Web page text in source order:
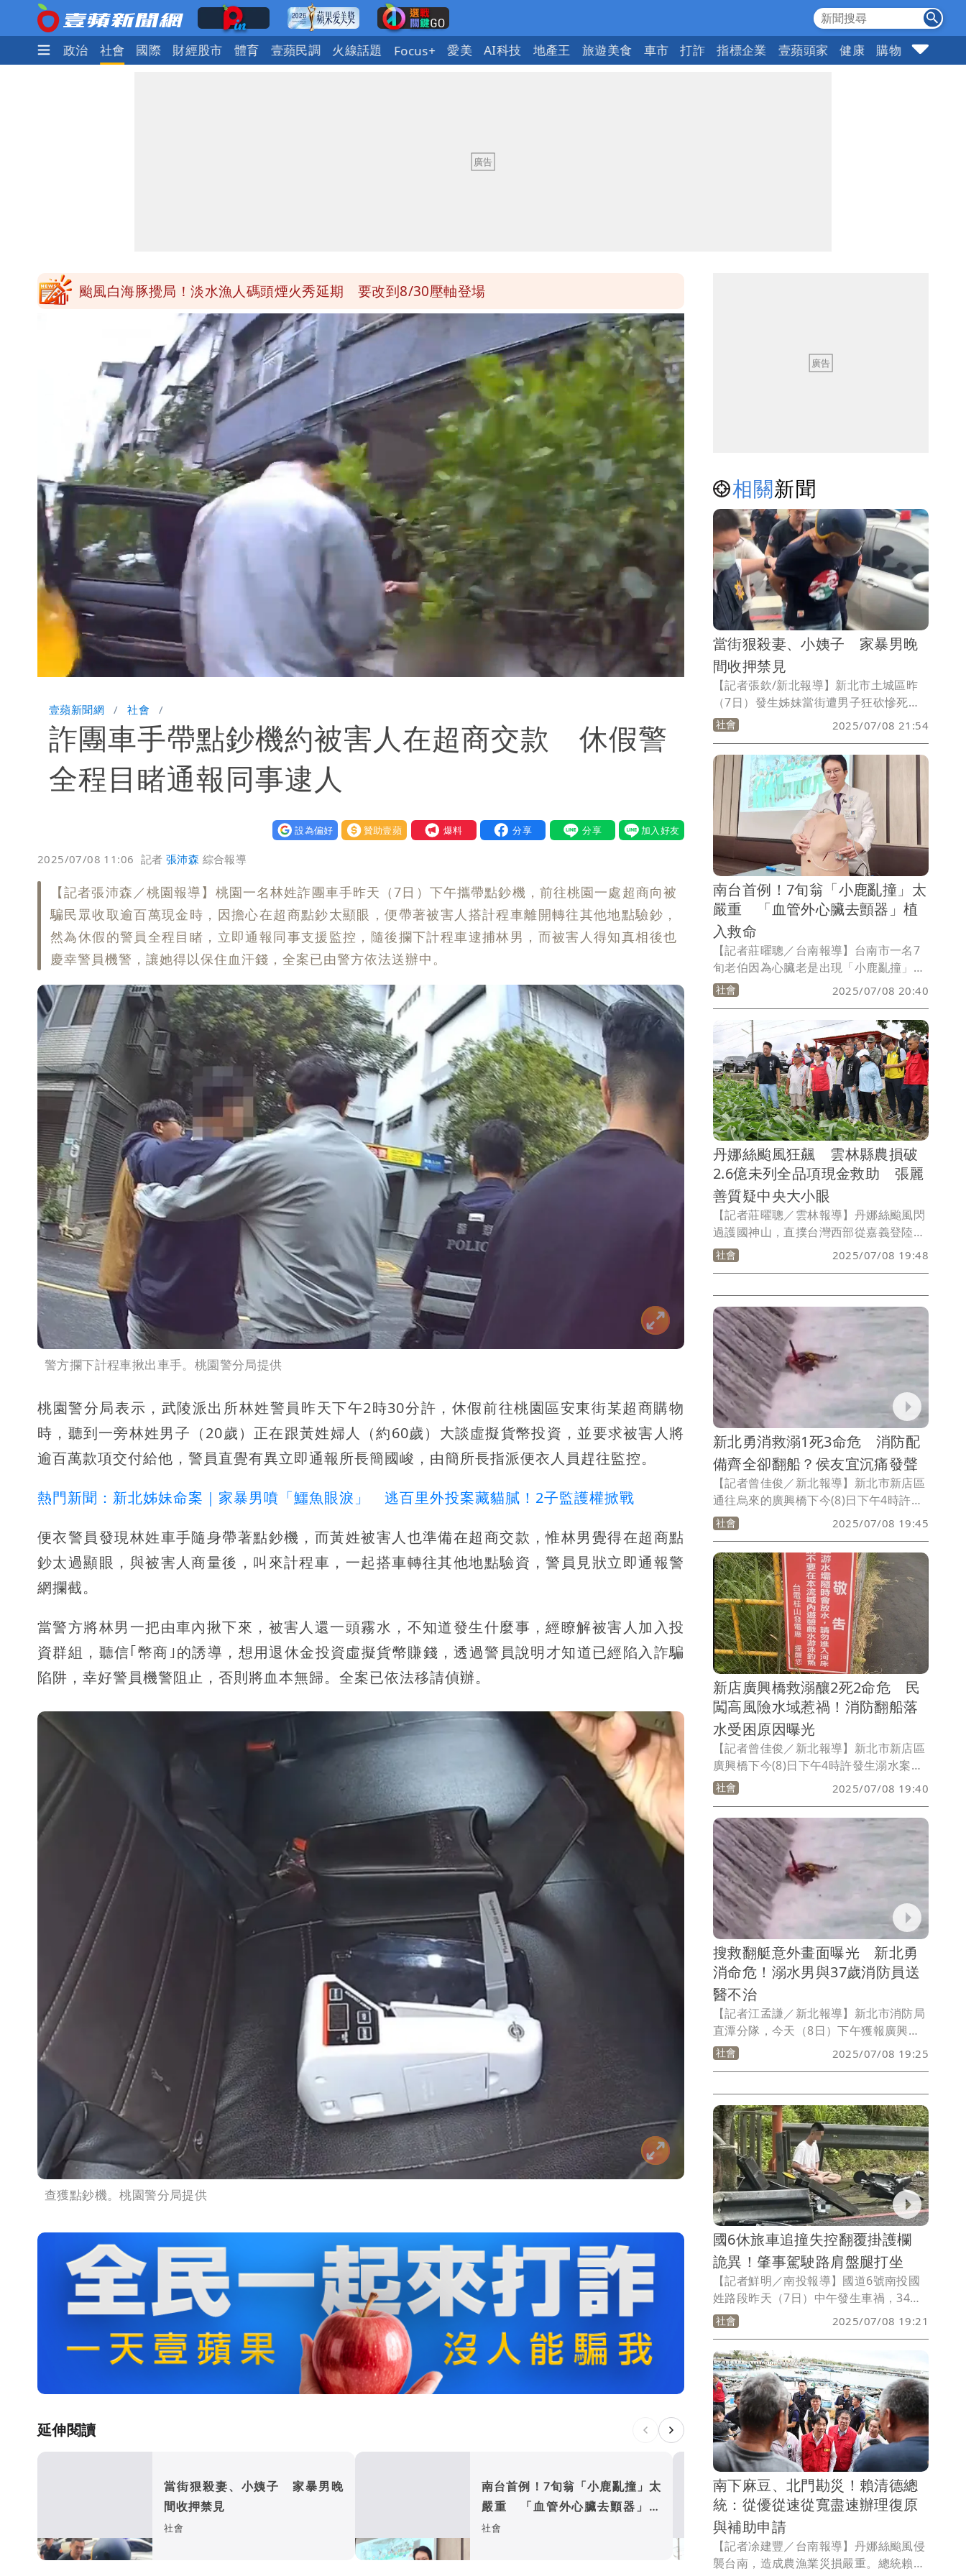
生活 政治 社會 國際 財經股市 體育 壹蘋民調 火線話題 Focus+ 愛美 AI科技 地產王 旅遊美食 車市 打詐 指標企業 壹蘋頭家 健康 購物 女神
颱風白海豚攪局！淡水漁人碼頭煙火秀延期 要改到8/30壓軸登場
星巴克聯名泡泡瑪特！星冰樂可拿免費好康
純棉衣物吸汗「臭到想丟」 內行曝原因！2材質夏天別穿
白海豚颱風影響！北捷活動延期一週 貓空纜車、小巨蛋全面戒備
Loaded
:
57.95%
壹蘋新聞網 社會
詐團車手帶點鈔機約被害人在超商交款 休假警
全程目睹通報同事逮人
設為偏好 贊助壹蘋 我要爆料
2025/07/08 11:06 記者張沛森 綜合報導
【記者張沛森／桃園報導】桃園一名林姓詐團車手昨天（7日）下午攜帶點鈔機，前往桃園一處超商向被
騙民眾收取逾百萬現金時，因擔心在超商點鈔太顯眼，便帶著被害人搭計程車離開轉往其他地點驗鈔，
然為休假的警員全程目睹，立即通報同事支援監控，隨後攔下計程車逮捕林男，而被害人得知真相後也
慶幸警員機警，讓她得以保住血汗錢，全案已由警方依法送辦中。
警方攔下計程車揪出車手。桃園警分局提供
桃園警分局表示，武陵派出所林姓警員昨天下午2時30分許，休假前往桃園區安東街某超商購物
時，聽到一旁林姓男子（20歲）正在跟黃姓婦人（約60歲）大談虛擬貨幣投資，並要求被害人將
逾百萬款項交付給他，警員直覺有異立即通報所長簡國峻，由簡所長指派便衣人員趕往監控。
熱門新聞：新北姊妹命案｜家暴男噴「鱷魚眼淚」 逃百里外投案藏貓膩！2子監護權掀戰
便衣警員發現林姓車手隨身帶著點鈔機，而黃姓被害人也準備在超商交款，惟林男覺得在超商點
鈔太過顯眼，與被害人商量後，叫來計程車，一起搭車轉往其他地點驗資，警員見狀立即通報警
網攔截。
當警方將林男一把由車內揪下來，被害人還一頭霧水，不知道發生什麼事，經瞭解被害人加入投
資群組，聽信｢幣商｣的誘導，想用退休金投資虛擬貨幣賺錢，透過警員說明才知道已經陷入詐騙
陷阱，幸好警員機警阻止，否則將血本無歸。全案已依法移請偵辦。
查獲點鈔機。桃園警分局提供
延伸閱讀
當街狠殺妻、小姨子 家暴男晚
間收押禁見
社會
南台首例！7旬翁「小鹿亂撞」太
嚴重 「血管外心臟去顫器」植
入救命
社會
丹娜絲颱風狂飆 雲林縣農
2.6億未列全品項現金救助
相關新聞
當街狠殺妻、小姨子 家暴男晚
間收押禁見
【記者張欽/新北報導】新北市土城區昨
（7日）發生姊妹當街遭男子狂砍慘死命
案，有多次家暴前科的46歲謝男因不滿42
歲妻子聲請家暴保護令，前晚返家搬東西
與妻子激烈爭吵，妻子報警、謝男移送偵
辦後「無保請回」，不料昨就發生憾事，
今（8日）經檢察官複訊後，依殺人罪嫌
聲請羈押禁見謝男，新北地院晚間召開羈
押庭，認定謝男犯罪嫌疑重大，有再犯、
逃亡之虞，裁定謝男收押禁見。
社會 2025/07/08 21:54
南台首例！7旬翁「小鹿亂撞」太
嚴重 「血管外心臟去顫器」植
入救命
【記者莊曜聰／台南報導】台南市一名7
旬老伯因為心臟老是出現「小鹿亂撞」的
心悸情形，前往永康奇美醫院求診，檢查
後竟發現罹患高風險的致命性心律不整，
病況如果再惡化，隨時都會「說掰掰」，
醫療團隊評估後以心導管電器燒灼術及植
入血管外心臟去顫器，大大降低猝死風
險，也避免傳統心臟去顫器會引起的併發
症可能性。
社會 2025/07/08 20:40
丹娜絲颱風狂飆 雲林縣農損破
2.6億未列全品項現金救助 張麗
善質疑中央大小眼
【記者莊曜聰／雲林報導】丹娜絲颱風閃
過護國神山，直撲台灣西部從嘉義登陸，
雲嘉南受到重創，雲林甚至測到最強17級
強風，讓農業為主的雲林縣損失慘重，統
就高達2億6325萬元，損失規模可說是全
台最高，已超過台南市、嘉義縣，卻未比
照兩地列入全品項現金救助，雲林縣長張
麗善質疑農業部「大小眼」，實在不合理
也不公平。
社會 2025/07/08 19:48
新北勇消救溺1死3命危 消防配
備齊全卻翻船？侯友宜沉痛發聲
【記者曾佳俊／新北報導】新北市新店區
通往烏來的廣興橋下今(8)日下午4時許有
民眾報案，指稱50歲陳姓男子玩SUP溺水
失蹤，消防局獲報立即派遣多個分隊到場
進行搜救，其中直潭分隊放下船艇於河面
搜救，但遇到水庫放水而翻覆，造成2隊
員及1義消無生命徵象，稍早已緊急送往
新店慈濟醫院；至於溺水陳姓男子，被找
到時也無生命跡象，送往萬芳醫院急救仍
宣告不治。新北市長侯友宜第一時間獲
報，也立即趕至醫院關心，並請醫院全力
搶救，同時也強調民眾違規到水庫下游攔
沙壩戲水，至於為何配備齊全的同仁會翻
船，將組專案小組調查。
社會 2025/07/08 19:45
新店廣興橋救溺釀2死2命危 民
闖高風險水域惹禍！消防翻船落
水受困原因曝光
【記者曾佳俊／新北報導】新北市新店區
廣興橋下今(8)日下午4時許發生溺水案，
一名陳姓民眾玩SUP（水上立槳）卻違規
闖入水庫下方攔沙壩溺水失蹤，新北派出
2消防分隊出動救援，沒想到船艇進入水
庫正常放水區域下救人而翻船，造成4名
消防人員與1名義消落水捲入漩渦，當被
救起時，其中2名消防人員、1名義消與溺
水民眾都已無生命徵兆，緊急送醫搶救，
其中1名勇消與溺水民眾雙雙殞命。新北
消防局初步研判，現場水勢過於洶湧，加
上需深入漩流區救援才會翻船溺水，即使
救生配備齊全也難以脫困。
社會 2025/07/08 19:40
搜救翻艇意外畫面曝光 新北勇
消命危！溺水男與37歲消防員送
醫不治
【記者江孟謙／新北報導】新北市消防局
直潭分隊，今天（8日）下午獲報廣興橋
下民眾溺水搜救，因船艇翻覆，造成2隊
員及1義消無生命徵象，稍早已緊急送往
至於溺水男子，被找到時也無生命跡象，
送往萬芳醫院急救仍宣告不治。
社會 2025/07/08 19:25
國6休旅車追撞失控翻覆掛護欄
詭異！肇事駕駛路肩盤腿打坐
【記者鮮明／南投報導】國道6號南投國
姓路段昨天（7日）中午發生車禍，34歲
黃姓男子駕駛休旅車行經隧道時，不慎追
撞前方許姓男子的轎車，休旅車失控翻覆
衝出隧道後撞上護欄，整輛車掛在護欄
上。詭異的是，黃男自行脫困後竟盤起雙
腳在路邊打坐，面對警消詢問也無法正常
回答，所幸他只受到輕傷，詳細肇事原因
仍待釐清。
社會 2025/07/08 19:21
南下麻豆、北門勘災！賴清德總
統：從優從速從寬盡速辦理復原
與補助申請
【記者凃建豐／台南報導】丹娜絲颱風侵
襲台南，造成農漁業災損嚴重。總統賴清